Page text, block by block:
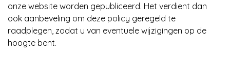
onze website worden gepubliceerd. Het verdient dan
ook aanbeveling om deze policy geregeld te
raadplegen, zodat u van eventuele wijzigingen op de
hoogte bent.